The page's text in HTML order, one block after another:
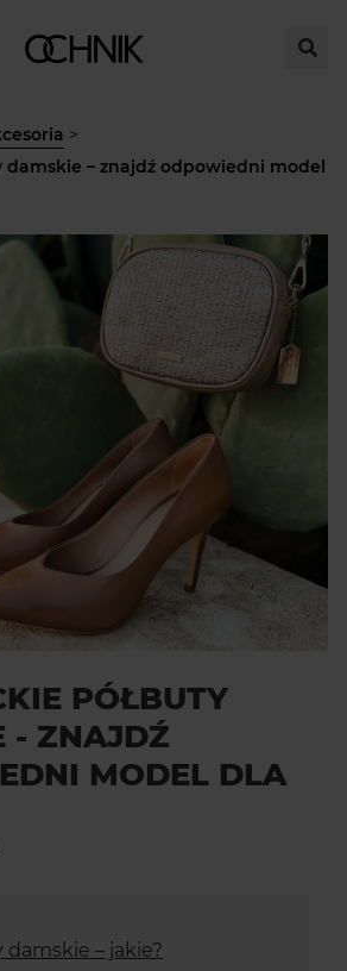
>
damskie – znajdź odpowiedni model
PÓŁBUTY
- ZNAJDŹ
MODEL DLA
damskie – jakie?